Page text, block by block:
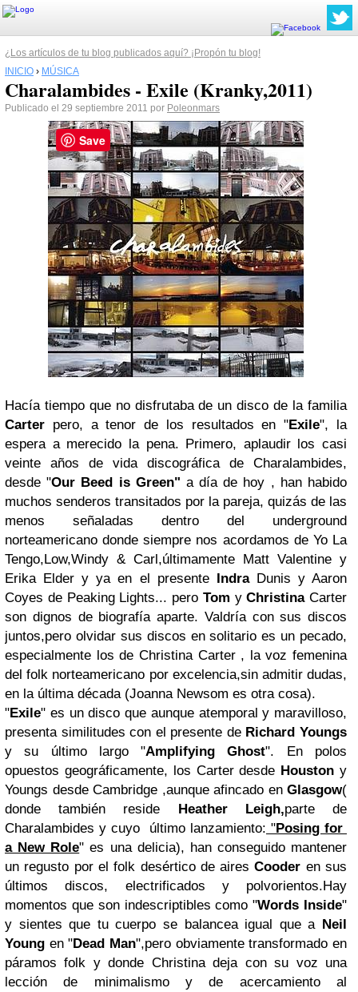
¿Los artículos de tu blog publicados aquí? ¡Propón tu blog!
INICIO › MÚSICA
Charalambides - Exile (Kranky,2011)
Publicado el 29 septiembre 2011 por Poleonmars
Hacía tiempo que no disfrutaba de un disco de la familia
Carter pero, a tenor de los resultados en "Exile" , la
espera a merecido la pena. Primero, aplaudir los casi
veinte años de vida discográfica de Charalambides,
desde "Our Beed is Green" a día de hoy , han habido
muchos senderos transitados por la pareja, quizás de las
menos señaladas dentro del underground
norteamericano donde siempre nos acordamos de Yo La
Tengo,Low,Windy & Carl,últimamente Matt Valentine y
Erika Elder y ya en el presente IndraDunis y Aaron
Coyes de Peaking Lights... pero Tom yChristinaCarter
son dignos de biografía aparte. Valdría con sus discos
juntos,pero olvidar sus discos en solitario es un pecado,
especialmente los de Christina Carter , la voz femenina
del folk norteamericano por excelencia,sin admitir dudas,
en la última década (Joanna Newsom es otra cosa).
"Exile" es un disco que aunque atemporal y maravilloso,
presenta similitudes con el presente de Richard Youngs
y su último largo "Amplifying Ghost". En polos
opuestos geográficamente, los Carter desde Houston y
Youngs desde Cambridge ,aunque afincado en Glasgow(
donde también reside Heather Leigh,parte de
Charalambides y cuyo último lanzamiento: "Posing for
a New Role" es una delicia), han conseguido mantener
un regusto por el folk desértico de airesCooder en sus
últimos discos, electrificados y polvorientos.Hay
momentos que son indescriptibles como "Words Inside"
y sientes que tu cuerpo se balancea igual que a Neil
Young en "Dead Man",pero obviamente transformado en
páramos folk y donde Christina deja con su voz una
lección de minimalismo y de acercamiento al
Save